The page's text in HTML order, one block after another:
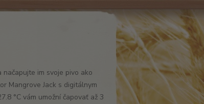
im svoje pivo ako
Mangrove Jack s digitálnym
°C vám umožní čapovať až 3